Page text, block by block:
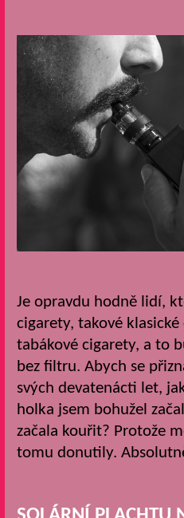
Je opravdu hodně lidí,
cigarety, takové
tabákové cigarety, a to
bez filtru. Abych se
svých devatenácti let,
holka jsem bohužel
začala kouřit? Protože
tomu donutily.